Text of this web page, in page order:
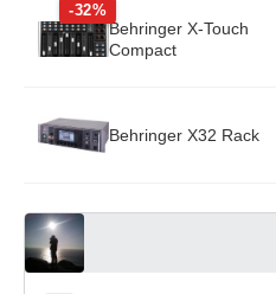
-32%
Behringer X-Touch
Compact
Behringer X32 Rack